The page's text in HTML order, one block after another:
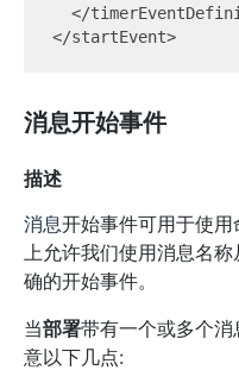
</
消息开始事件
描述
消息开始事件可用于使
上允许我们使用消息名
确的开始事件。
当部署带有一个或多个
意以下几点: